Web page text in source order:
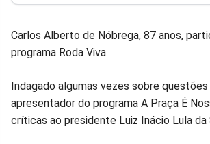
Carlos Alberto de Nóbrega, 87 anos,
programa Roda Viva.
Indagado algumas vezes sobre
apresentador do programa A Praça É
críticas ao presidente Luiz Inácio Lula da